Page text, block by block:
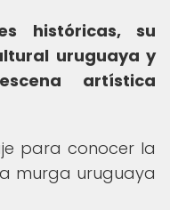
históricas, su
uruguaya y
artística
para conocer la
murga uruguaya